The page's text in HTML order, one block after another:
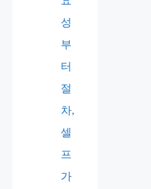
성
부
터
절
차,
셀
프
가